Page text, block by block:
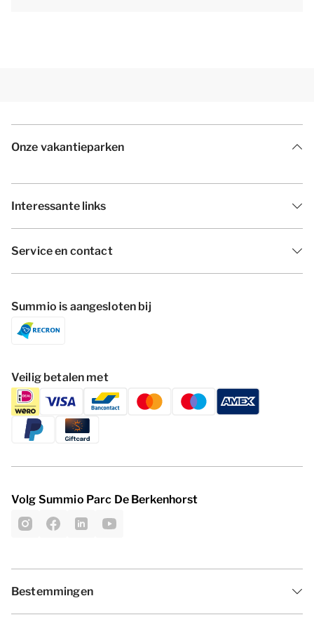
Onze vakantieparken
Interessante links
Service en contact
Summio is aangesloten bij
Veilig betalen met
Volg Summio Parc De Berkenhorst
Bestemmingen